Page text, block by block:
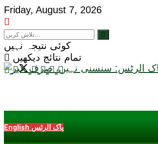
Friday, August 7, 2026
کوئی نتیجہ نہیں
تمام نتائج دیکھیں
English پاک الرٹس